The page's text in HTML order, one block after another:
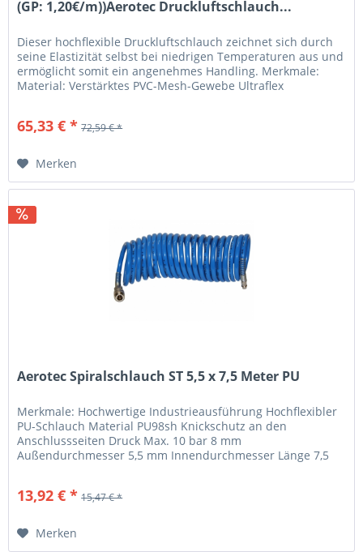
(GP: 1,20€/m))Aerotec Druckluftschlauch...
Dieser hochflexible Druckluftschlauch zeichnet sich durch
seine Elastizität selbst bei niedrigen Temperaturen aus und
ermöglicht somit ein angenehmes Handling. Merkmale:
Material: Verstärktes PVC-Mesh-Gewebe Ultraflex
65,33 € * 72,59 € *
Merken
Aerotec Spiralschlauch ST 5,5 x 7,5 Meter PU
Merkmale: Hochwertige Industrieausführung Hochflexibler
PU-Schlauch Material PU98sh Knickschutz an den
Anschlussseiten Druck Max. 10 bar 8 mm
Außendurchmesser 5,5 mm Innendurchmesser Länge 7,5
13,92 € * 15,47 € *
Merken